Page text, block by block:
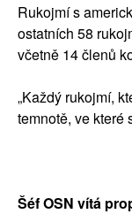
Rukojmí s
ostatních 58
včetně 14 členů
„Každý rukojmí,
temnotě, ve které
Šéf OSN vítá